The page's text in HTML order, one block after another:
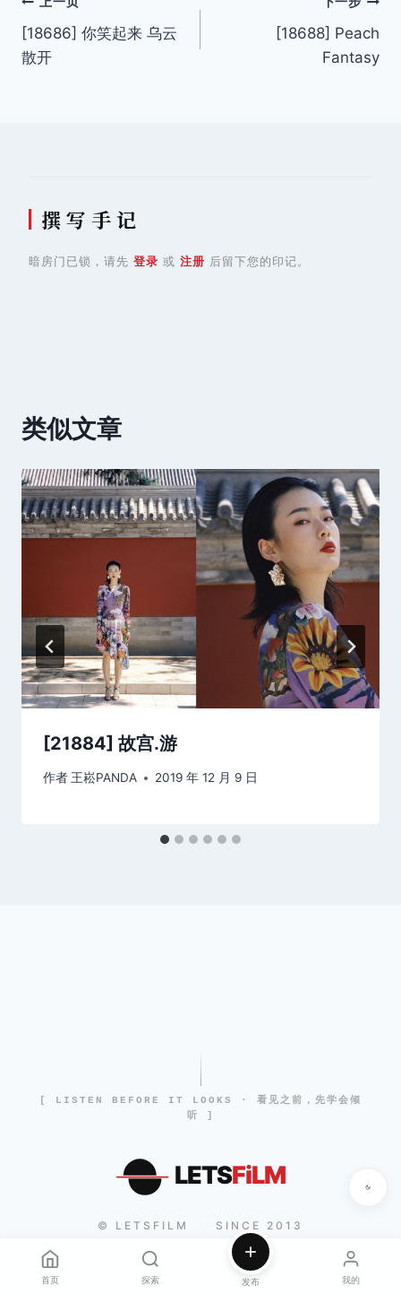
文
章
[18686] 你笑起来 乌云
散开
[18688] Peach
Fantasy
撰 写 手 记
暗房门已锁，请先 登录 或 注册 后留下您的印记。
类似文章
[21884] 故宫.游
作者 王崧PANDA 2019 年 12 月 9 日
[ LISTEN BEFORE IT LOOKS · 看见之前，先学会倾
听 ]
LETSFiLM
© LETSFILM SINCE 2013
首页 探索 发布 我的